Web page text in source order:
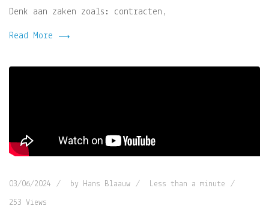
Denk aan zaken zoals: contracten,
Read More
03/06/2024 by Hans Blaauw Less than a minute
253 Views